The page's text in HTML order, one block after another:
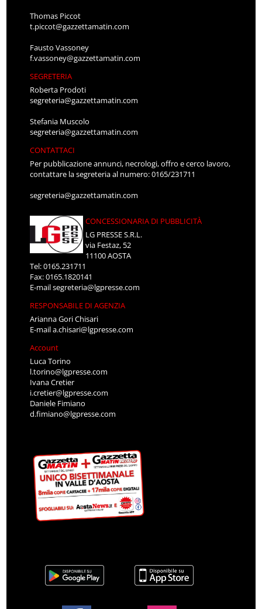
Thomas Piccot
t.piccot@gazzettamatin.com
Fausto Vassoney
f.vassoney@gazzettamatin.com
SEGRETERIA
Roberta Prodoti
segreteria@gazzettamatin.com
Stefania Muscolo
segreteria@gazzettamatin.com
CONTATTACI
Per pubblicazione annunci, necrologi, offro e cerco lavoro,
contattare la segreteria al numero: 0165/231711
segreteria@gazzettamatin.com
CONCESSIONARIA DI PUBBLICITÀ
LG PRESSE S.R.L.
via Festaz, 52
11100 AOSTA
Tel: 0165.231711
Fax: 0165.1820141
E-mailsegreteria@lgpresse.com
RESPONSABILE DI AGENZIA
Arianna Gori Chisari
E-maila.chisari@lgpresse.com
Account
Luca Torino
l.torino@lgpresse.com
Ivana Cretier
i.cretier@lgpresse.com
Daniele Fimiano
d.fimiano@lgpresse.com